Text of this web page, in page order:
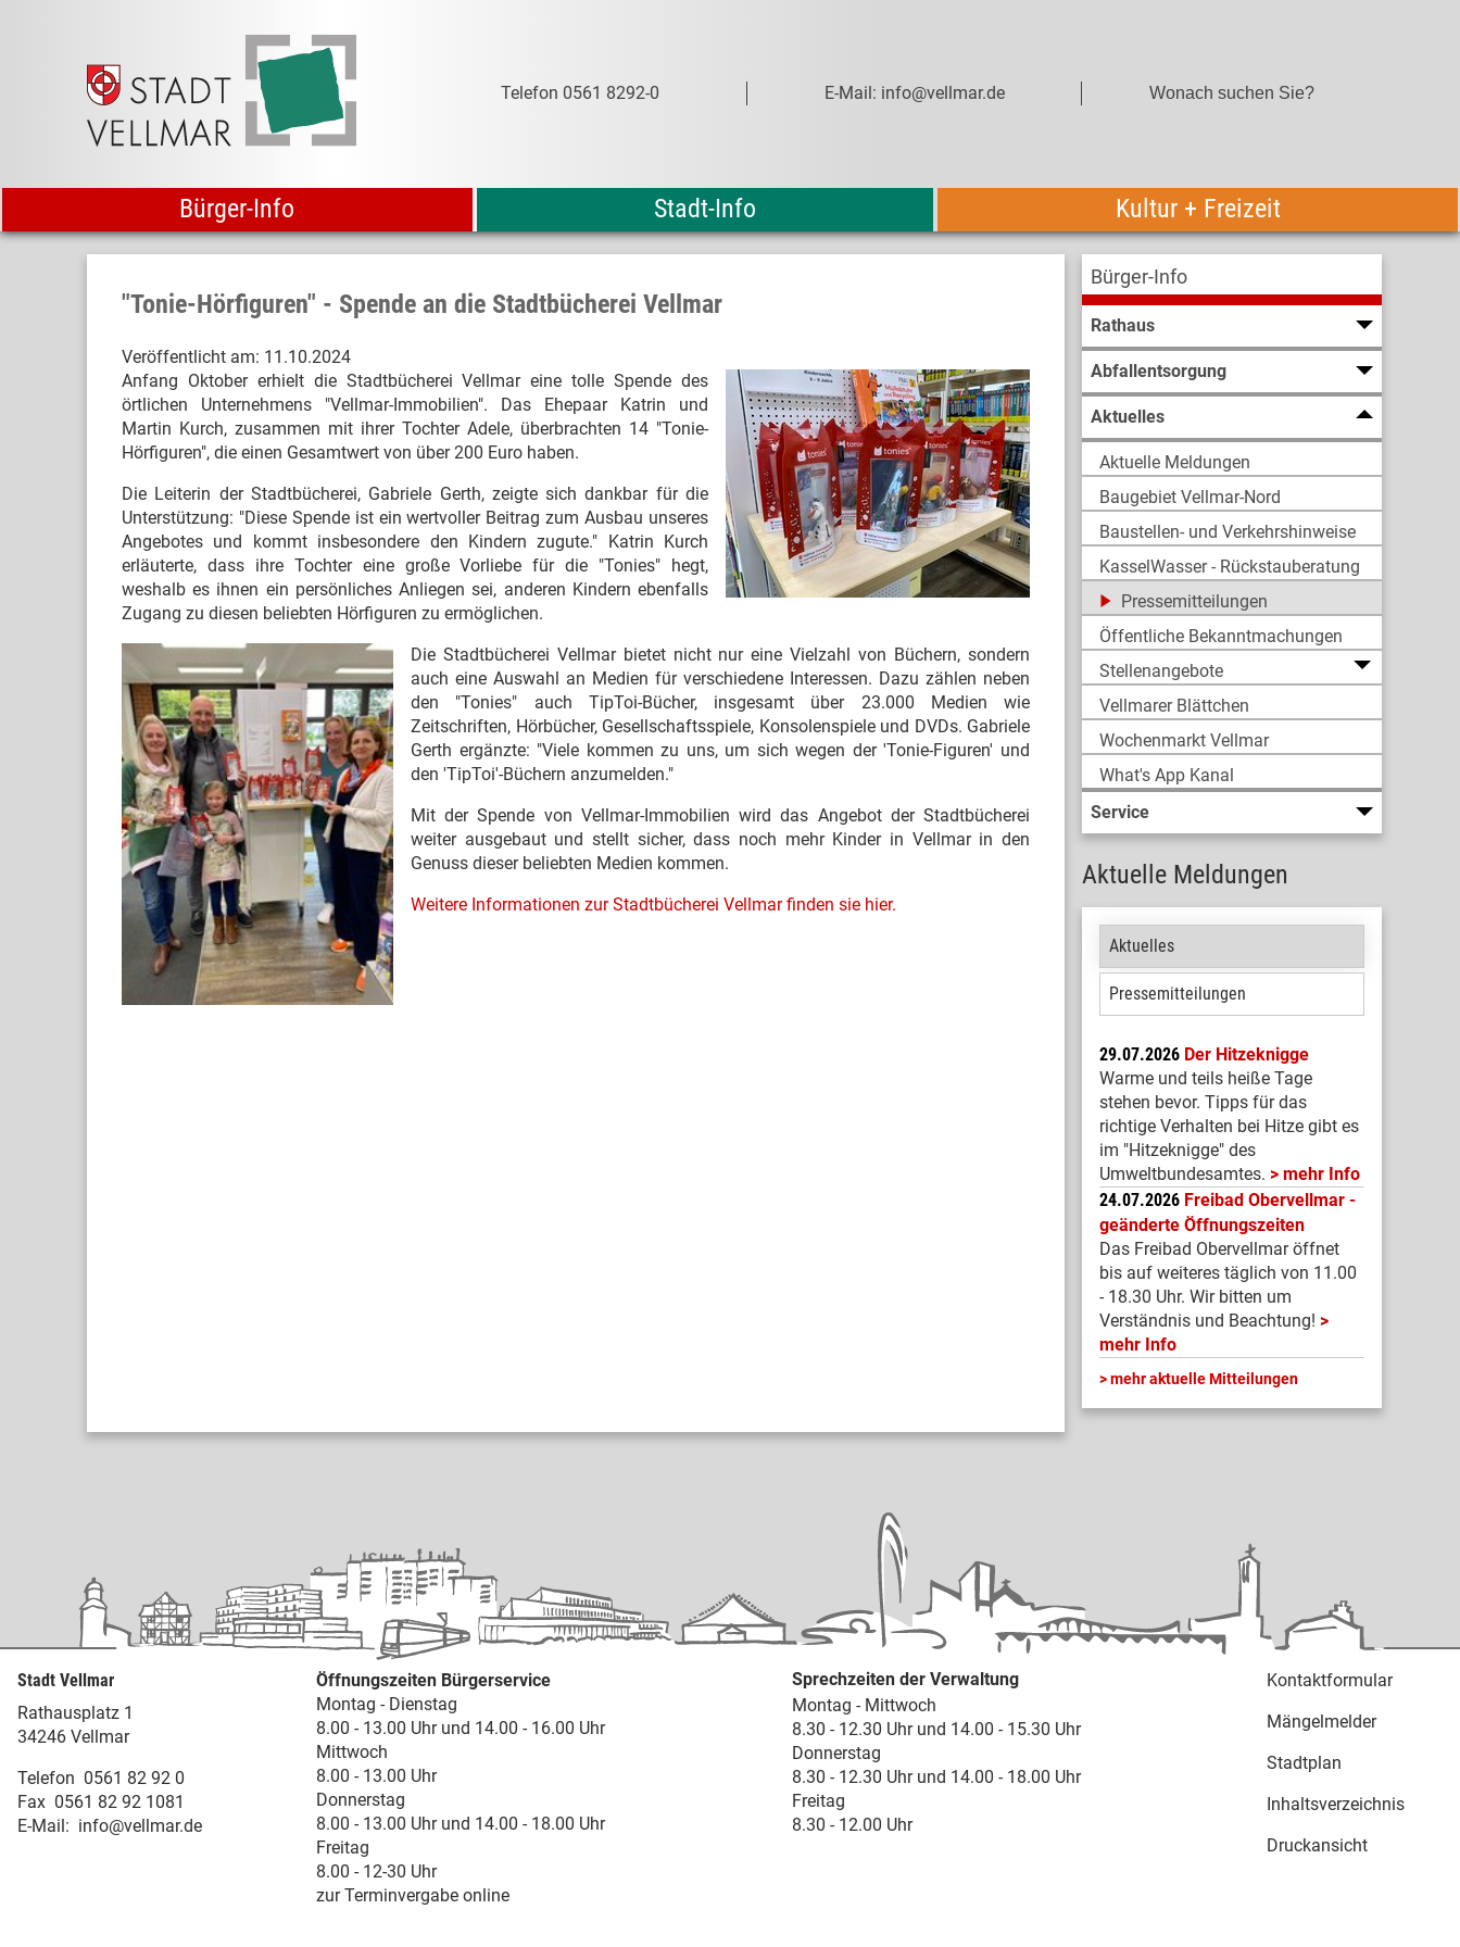
Telefon 0561 8292-0 E-Mail: info@vellmar.de
Bürger-Info Stadt-Info Kultur + Freizeit
Bürger-Info
Rathaus
Abfallentsorgung
Aktuelles
Aktuelle Meldungen
Baugebiet Vellmar-Nord
Baustellen- und Verkehrshinweise
KasselWasser - Rückstauberatung
Pressemitteilungen
Öffentliche Bekanntmachungen
Stellenangebote
Vellmarer Blättchen
Wochenmarkt Vellmar
What's App Kanal
Service
Aktuelle Meldungen
Aktuelles
Pressemitteilungen
29.07.2026 Der Hitzeknigge
Warme und teils heiße Tage
stehen bevor. Tipps für das
richtige Verhalten bei Hitze gibt es
im "Hitzeknigge" des
Umweltbundesamtes.
mehr Info
24.07.2026 Freibad Obervellmar -
geänderte Öffnungszeiten
Das Freibad Obervellmar öffnet
bis auf weiteres täglich von 11.00
- 18.30 Uhr. Wir bitten um
Verständnis und Beachtung!
mehr Info
mehr aktuelle Mitteilungen
"Tonie-Hörfiguren" - Spende an die Stadtbücherei Vellmar
Veröffentlicht am: 11.10.2024
Anfang Oktober erhielt die Stadtbücherei Vellmar eine tolle Spende des
örtlichen Unternehmens "Vellmar-Immobilien". Das Ehepaar Katrin und
Martin Kurch, zusammen mit ihrer Tochter Adele, überbrachten 14 "Tonie-
Hörfiguren", die einen Gesamtwert von über 200 Euro haben.
Die Leiterin der Stadtbücherei, Gabriele Gerth, zeigte sich dankbar für die
Unterstützung: "Diese Spende ist ein wertvoller Beitrag zum Ausbau unseres
Angebotes und kommt insbesondere den Kindern zugute." Katrin Kurch
erläuterte, dass ihre Tochter eine große Vorliebe für die "Tonies" hegt,
weshalb es ihnen ein persönliches Anliegen sei, anderen Kindern ebenfalls
Zugang zu diesen beliebten Hörfiguren zu ermöglichen.
Die Stadtbücherei Vellmar bietet nicht nur eine Vielzahl von Büchern, sondern
auch eine Auswahl an Medien für verschiedene Interessen. Dazu zählen neben
den "Tonies" auch TipToi-Bücher, insgesamt über 23.000 Medien wie
Zeitschriften, Hörbücher, Gesellschaftsspiele, Konsolenspiele und DVDs. Gabriele
Gerth ergänzte: "Viele kommen zu uns, um sich wegen der 'Tonie-Figuren' und
den 'TipToi'-Büchern anzumelden."
Mit der Spende von Vellmar-Immobilien wird das Angebot der Stadtbücherei
weiter ausgebaut und stellt sicher, dass noch mehr Kinder in Vellmar in den
Genuss dieser beliebten Medien kommen.
Weitere Informationen zur Stadtbücherei Vellmar finden sie hier.
Stadt Vellmar
Rathausplatz 1
34246 Vellmar
Telefon 0561 82 92 0
Fax 0561 82 92 1081
E-Mail: info@vellmar.de
Öffnungszeiten Bürgerservice
Montag - Dienstag
8.00 - 13.00 Uhr und 14.00 - 16.00 Uhr
Mittwoch
8.00 - 13.00 Uhr
Donnerstag
8.00 - 13.00 Uhr und 14.00 - 18.00 Uhr
Freitag
8.00 - 12-30 Uhr
zur Terminvergabe online
Sprechzeiten der Verwaltung
Montag - Mittwoch
8.30 - 12.30 Uhr und 14.00 - 15.30 Uhr
Donnerstag
8.30 - 12.30 Uhr und 14.00 - 18.00 Uhr
Freitag
8.30 - 12.00 Uhr
Kontaktformular
Mängelmelder
Stadtplan
Inhaltsverzeichnis
Druckansicht